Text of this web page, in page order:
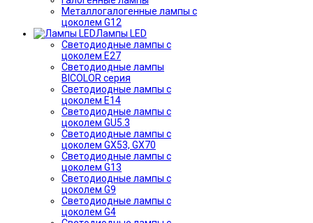
Металлогалогенные лампы с
цоколем G12
Лампы LED
Светодиодные лампы с
цоколем E27
Светодиодные лампы
BICOLOR серия
Светодиодные лампы с
цоколем E14
Светодиодные лампы с
цоколем GU5.3
Светодиодные лампы с
цоколем GX53, GX70
Светодиодные лампы с
цоколем G13
Светодиодные лампы с
цоколем G9
Светодиодные лампы с
цоколем G4